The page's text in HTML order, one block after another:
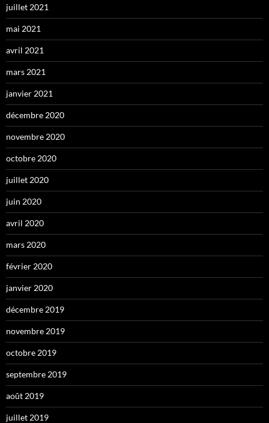
juillet 2021
mai 2021
avril 2021
mars 2021
janvier 2021
décembre 2020
novembre 2020
octobre 2020
juillet 2020
juin 2020
avril 2020
mars 2020
février 2020
janvier 2020
décembre 2019
novembre 2019
octobre 2019
septembre 2019
août 2019
juillet 2019